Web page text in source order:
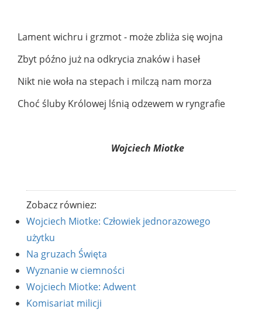
Lament wichru i grzmot - może zbliża się wojna
Zbyt późno już na odkrycia znaków i haseł
Nikt nie woła na stepach i milczą nam morza
Choć śluby Królowej lśnią odzewem w ryngrafie
Wojciech Miotke
Zobacz równiez:
Wojciech Miotke: Człowiek jednorazowego
użytku
Na gruzach Święta
Wyznanie w ciemności
Wojciech Miotke: Adwent
Komisariat milicji